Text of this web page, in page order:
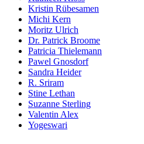
Kristin Rübesamen
Michi Kern
Moritz Ulrich
Dr. Patrick Broome
Patricia Thielemann
Pawel Gnosdorf
Sandra Heider
R. Sriram
Stine Lethan
Suzanne Sterling
Valentin Alex
Yogeswari